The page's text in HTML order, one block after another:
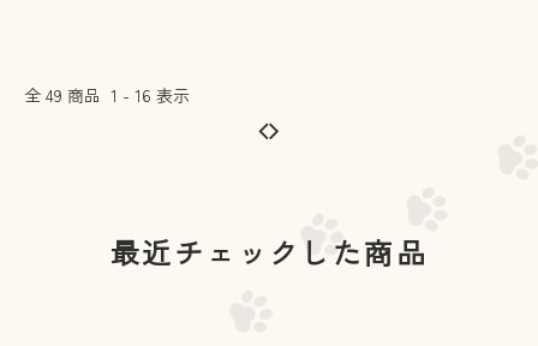
全 49 商品 1 - 16 表示
最近チェックした商品